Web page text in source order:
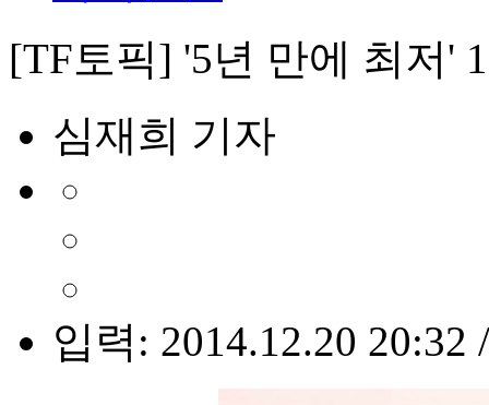
[TF토픽] '5년 만에 최저'
심재희 기자
입력: 2014.12.20 20:32